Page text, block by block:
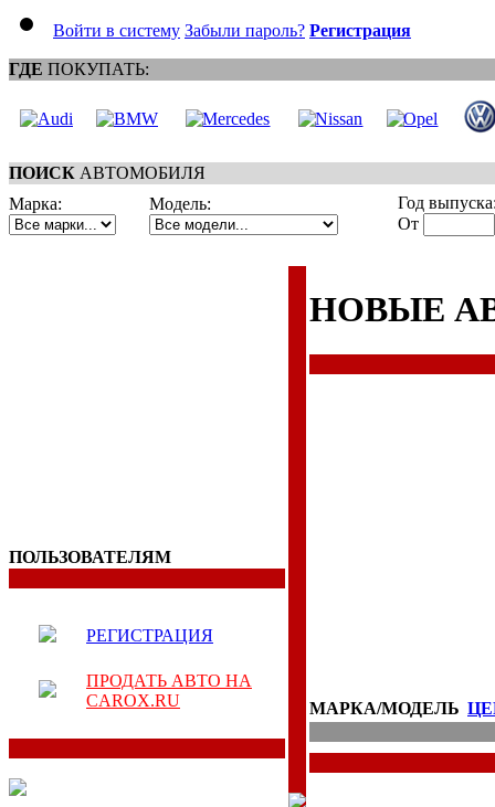
Войти в систему Забыли пароль? Регистрация
ГДЕ ПОКУПАТЬ:
ПОИСК АВТОМОБИЛЯ
Марка:
Модель:
Год
От
ПОЛЬЗОВАТЕЛЯМ
РЕГИСТРАЦИЯ
ПРОДАТЬ АВТО НА
CAROX.RU
НОВЫЕ
МАРКА/МОДЕЛЬ